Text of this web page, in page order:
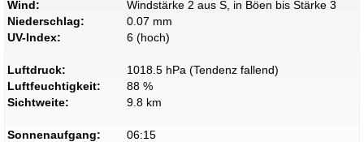
Wind:
Windstärke 2 aus S, in Böen bis Stärke 3
Niederschlag:
0.07 mm
UV-Index:
6 (hoch)
Luftdruck:
1018.5 hPa (Tendenz fallend)
Luftfeuchtigkeit:
88 %
Sichtweite:
9.8 km
Sonnenaufgang:
06:15